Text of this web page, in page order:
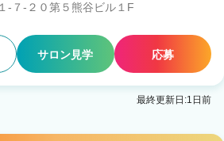
-７-２０第５熊谷ビル１F
サロン見学 応募
最終更新日:1日前